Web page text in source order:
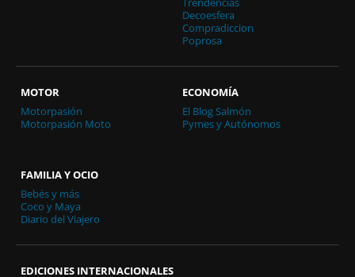
Decoesfera
Compradiccion
Poprosa
MOTOR
Motorpasión
Motorpasión Moto
ECONOMÍA
El Blog Salmón
Pymes y Autónomos
FAMILIA Y OCIO
Bebés y más
Coco y Maya
Diario del Viajero
EDICIONES INTERNACIONALES